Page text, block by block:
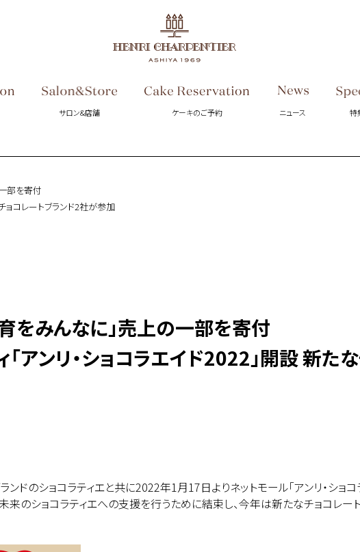
サロン&店舗 ケーキのご予約 ニュース 特
部を寄付
ョコレートブランド2社が参加
をみんなに」売上の一部を寄付
「アンリ・ショコラエイド2022」開設 新た
ンドのショコラティエと共に2022年1月17日よりネットモール「アンリ・ショ
来のショコラティエへの支援を行うために結束し、今年は新たなチョコレ